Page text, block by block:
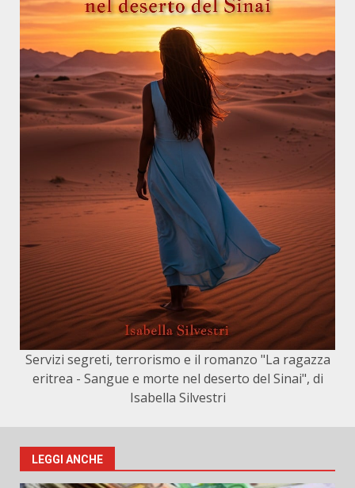
Servizi segreti, terrorismo e il romanzo "La ragazza
eritrea - Sangue e morte nel deserto del Sinai", di
Isabella Silvestri
LEGGI ANCHE